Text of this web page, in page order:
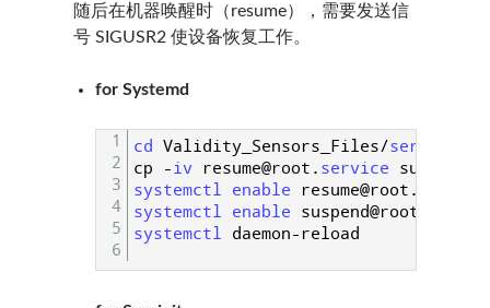
随后在机器唤醒时（resume），需要发送信
号 SIGUSR2 使设备恢复工作。
for Systemd
1
2
3
4
5
6
cd Validity_Sensors_Files/
cp
-iv resume@root . service suspend
systemctl enable resume@root .
systemctl enable suspend@root
systemctl daemon- reload